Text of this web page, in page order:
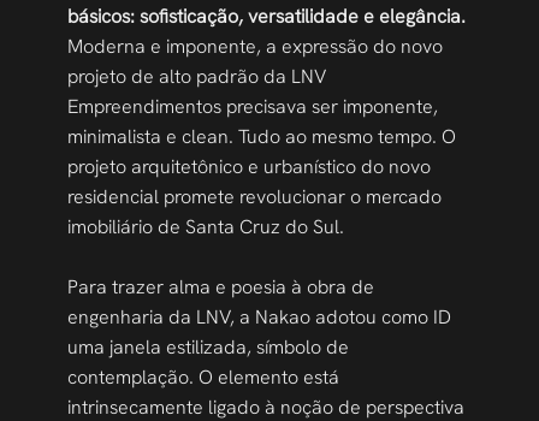
básicos:sofisticação, versatilidade e elegância.
Moderna e imponente, a expressão do novo
projeto de alto padrão da LNV
Empreendimentos precisava ser imponente,
minimalista e clean. Tudo ao mesmo tempo. O
projeto arquitetônico e urbanístico do novo
residencial promete revolucionar o mercado
imobiliário de Santa Cruz do Sul.
Para trazer alma e poesia à obra de
engenharia da LNV, a Nakao adotou como ID
uma janela estilizada, símbolo de
contemplação. O elemento está
intrinsecamente ligado à noção de perspectiva